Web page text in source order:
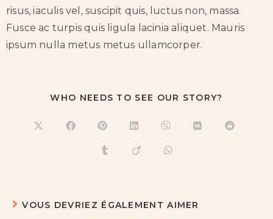
risus, iaculis vel, suscipit quis, luctus non, massa.
Fusce ac turpis quis ligula lacinia aliquet. Mauris
ipsum nulla metus metus ullamcorper.
WHO NEEDS TO SEE OUR STORY?
VOUS DEVRIEZ ÉGALEMENT AIMER